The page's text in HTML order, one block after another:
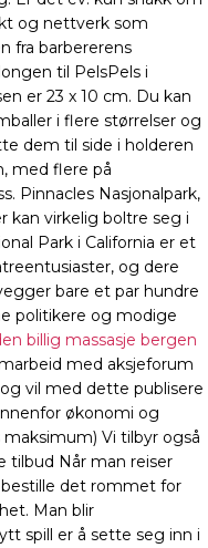
og nettverk som
fra barbererens
til PelsPels i
er 23 x 10 cm. Du kan
i flere størrelser og
dem til side i holderen
med flere på
Pinnacles Nasjonalpark,
kan virkelig boltre seg i
Park i California er et
og dere
bare et par hundre
politikere og modige
billig massasje bergen
med aksjeforum
vil med dette publisere
økonomi og
maksimum) Vi tilbyr også
tilbud Når man reiser
det rommet for
Man blir
spill er å sette seg inn i